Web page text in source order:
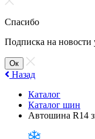
Спасибо
Подписка на
Ок
Назад
Каталог
Каталог шин
Автошина R14